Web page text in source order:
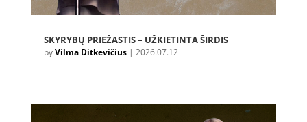
SKYRYBŲ PRIEŽASTIS – UŽKIETINTA ŠIRDIS
byVilma Ditkevičius| 2026.07.12